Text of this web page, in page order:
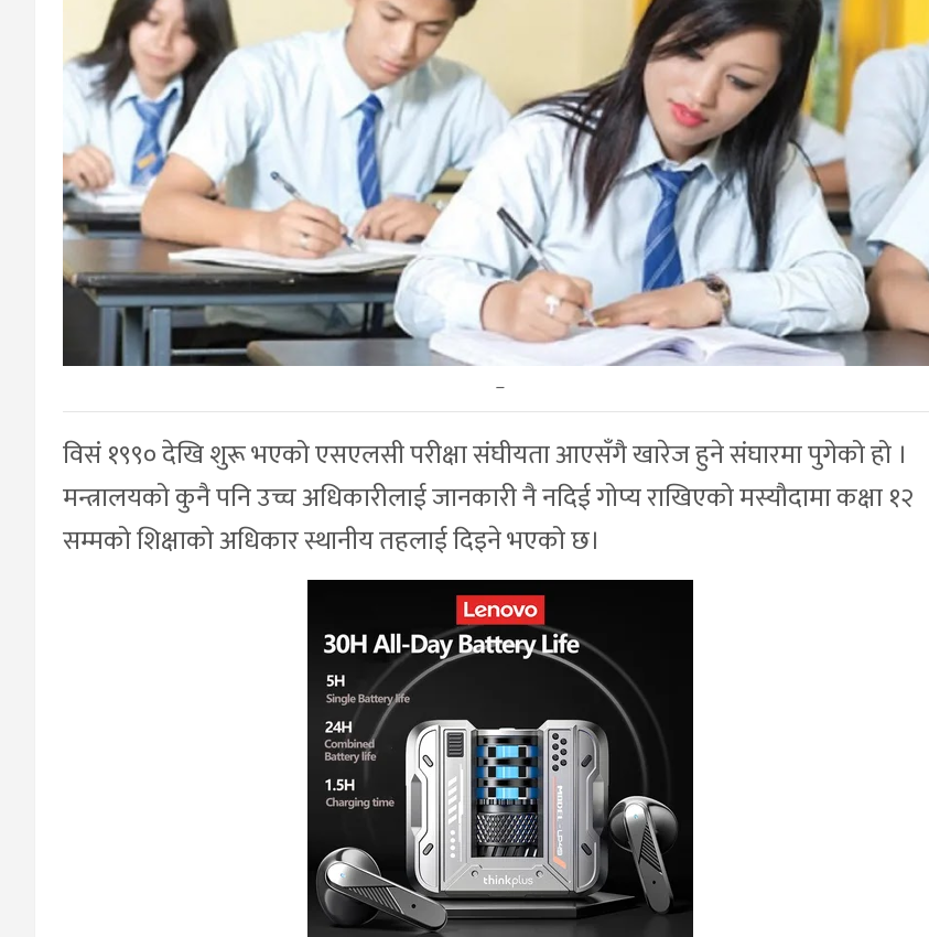
–
विसं १९९० देखि शुरू भएको एसएलसी परीक्षा संघीयता आएसँगै खारेज हुने संघारमा पुगेको हो ।
मन्त्रालयको कुनै पनि उच्च अधिकारीलाई जानकारी नै नदिई गोप्य राखिएको मस्यौदामा कक्षा १२
सम्मको शिक्षाको अधिकार स्थानीय तहलाई दिइने भएको छ।